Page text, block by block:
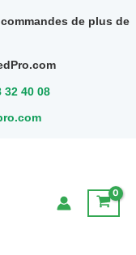
de plus de
32 40 08